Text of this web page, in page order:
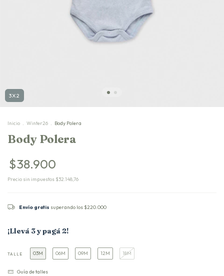
3X2
Inicio . Winter26 . Body Polera
Body Polera
$38.900
Precio sin impuestos $32.148,76
Envío gratis superando los $220.000
¡Llevá 3 y pagá 2!
TALLE 03M 06M 09M 12M 18M
Guía de talles